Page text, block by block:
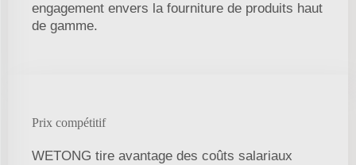
engagement envers la fourniture de produits haut
de gamme.
Prix compétitif
WETONG tire avantage des coûts salariaux